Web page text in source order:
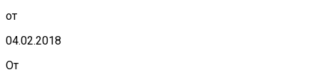
от
04.02.2018
От